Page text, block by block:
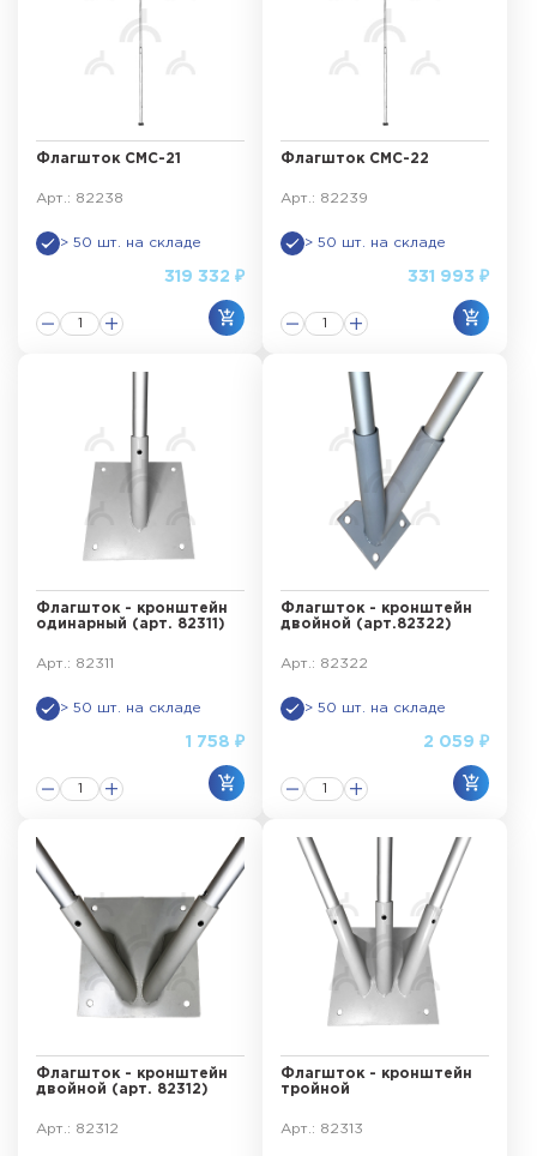
Флагшток СМС-21
Арт.: 82238
> 50 шт. на складе
319 332 ₽
Флагшток СМС-22
Арт.: 82239
> 50 шт. на складе
331 993 ₽
Флагшток - кронштейн
одинарный (арт. 82311)
Арт.: 82311
> 50 шт. на складе
1 758 ₽
Флагшток - кронштейн
двойной (арт.82322)
Арт.: 82322
> 50 шт. на складе
2 059 ₽
Флагшток - кронштейн
двойной (арт. 82312)
Арт.: 82312
Флагшток - кронштейн
тройной
Арт.: 82313